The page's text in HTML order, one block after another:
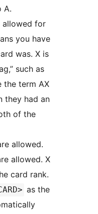
A.
allowed for
you have
was. X is
such as
the term AX
they had an
of the
allowed.
allowed. X
card rank.
as the